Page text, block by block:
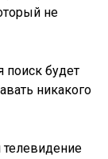
не
поиск будет
никакого